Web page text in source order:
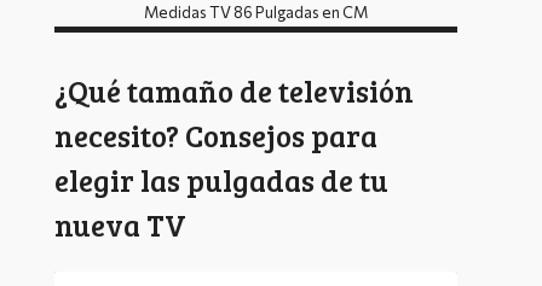
Medidas TV 86 Pulgadas en CM
¿Qué tamaño de televisión
necesito? Consejos para
elegir las pulgadas de tu
nueva TV